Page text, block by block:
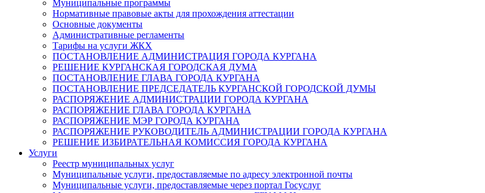
Муниципальные программы
Нормативные правовые акты для прохождения аттестации
Основные документы
Административные регламенты
Тарифы на услуги ЖКХ
ПОСТАНОВЛЕНИЕ АДМИНИСТРАЦИЯ ГОРОДА КУРГАНА
РЕШЕНИЕ КУРГАНСКАЯ ГОРОДСКАЯ ДУМА
ПОСТАНОВЛЕНИЕ ГЛАВА ГОРОДА КУРГАНА
ПОСТАНОВЛЕНИЕ ПРЕДСЕДАТЕЛЬ КУРГАНСКОЙ ГОРОДСКОЙ ДУМЫ
РАСПОРЯЖЕНИЕ АДМИНИСТРАЦИИ ГОРОДА КУРГАНА
РАСПОРЯЖЕНИЕ ГЛАВА ГОРОДА КУРГАНА
РАСПОРЯЖЕНИЕ МЭР ГОРОДА КУРГАНА
РАСПОРЯЖЕНИЕ РУКОВОДИТЕЛЬ АДМИНИСТРАЦИИ ГОРОДА КУРГАНА
РЕШЕНИЕ ИЗБИРАТЕЛЬНАЯ КОМИССИЯ ГОРОДА КУРГАНА
Услуги
Реестр муниципальных услуг
Муниципальные услуги, предоставляемые по адресу электронной почты
Муниципальные услуги, предоставляемые через портал Госуслуг